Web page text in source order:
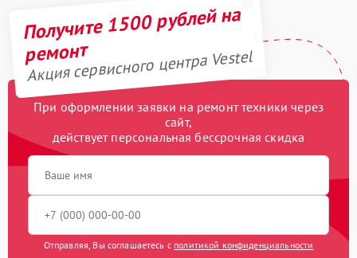
Получите 1500 рублей на
ремонт
Акция сервисного центра Vestel
При оформлении заявки на ремонт техники через
сайт,
действует персональная бессрочная скидка
Отправляя, Вы соглашаетесь с политикой конфиденциальности